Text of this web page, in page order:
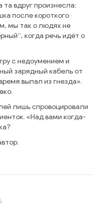
вдруг произнесла:
после короткого
мы так о людях не
когда речь идёт о
с недоумением и
зарядный кабель от
выпал из гнезда».
лишь спровоцировали
«Над вами когда-